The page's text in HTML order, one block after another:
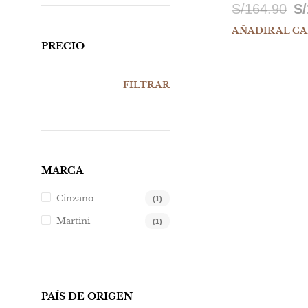
PRECIO
FILTRAR
MARCA
Cinzano (1)
Martini (1)
PAÍS DE ORIGEN
S/164.90 El
S/
AÑADIR AL